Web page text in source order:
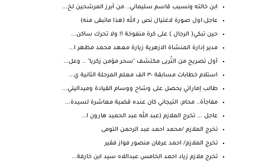
ابن خالته ونسيب قاسم سليماني.. من أبرز المرشحين لخ...
عاجل:اول صورة لاغتيال نص ر الله (هذا ماتبقى منه)
حين تبكي( الرجال ) على كرة منفوخة !! ولا تحرك ساكن...
مدير إدارة المنشاة الازهرية زيارة معهد محمد مظهر ا...
أول تصريح من التُربى مكتشف "سحر مؤمن زكريا" .. وعل...
استلام خطابات مسابقة ٣٠ الف معلم المرحلة الثانية ي...
طالب إماراتي يحصل على وشاح ووسام القيادة وميداليتي...
مفاجأة.. محام: التيجاني كان عنده قضية معاشرة لسيدة...
عاجل ... تخرج الملازم (عبد الله عبد الحميد هارون ا...
تخرج الملازم /محمد احمد عبد الرحمن التومى
تخرج الملازم/ احمد عرفان منصور فواز فقير
تخرج ملازم زياد احمد الخامس عبداللاه سيد ابن خارفة...